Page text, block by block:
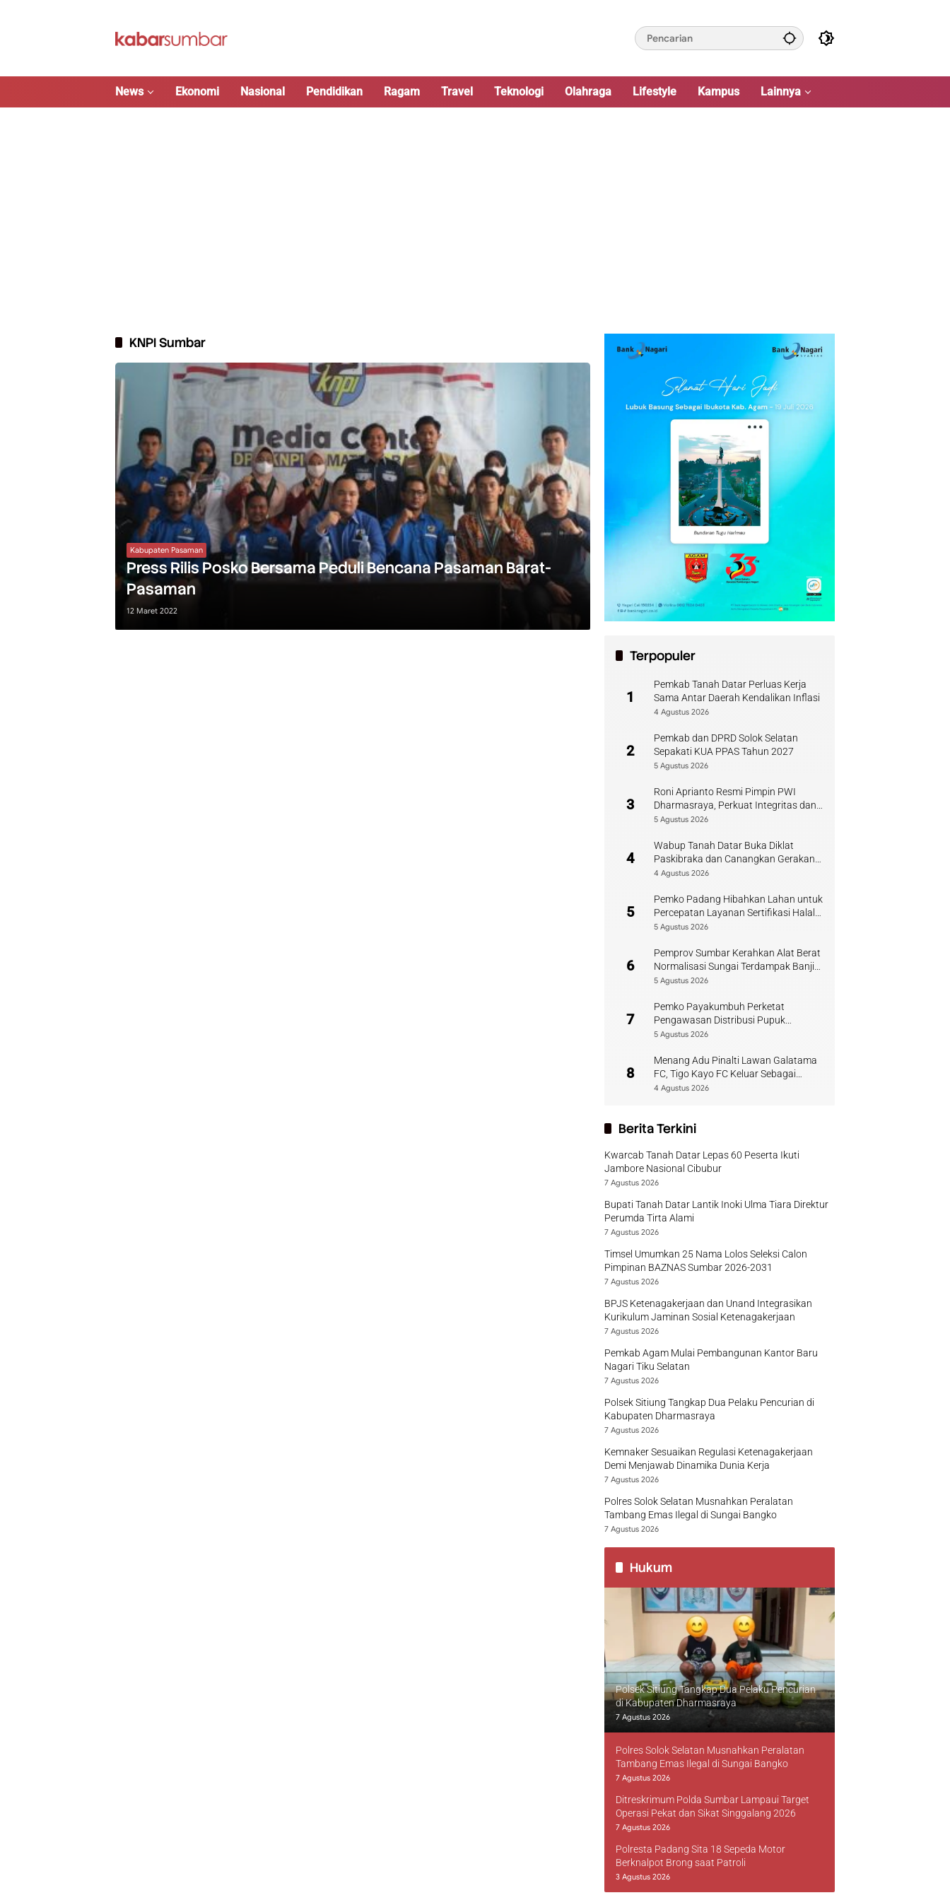
News Ekonomi Nasional Pendidikan Ragam Travel Teknologi Olahraga Lifestyle Kampus Lainnya
KNPI Sumbar
Kabupaten Pasaman
Press Rilis Posko Bersama Peduli Bencana Pasaman Barat-
Pasaman
12 Maret 2022
Terpopuler
1
Pemkab Tanah Datar Perluas Kerja
Sama Antar Daerah Kendalikan Inflasi
4 Agustus 2026
2
Pemkab dan DPRD Solok Selatan
Sepakati KUA PPAS Tahun 2027
5 Agustus 2026
3
Roni Aprianto Resmi Pimpin PWI
Dharmasraya, Perkuat Integritas dan
Kompetensi Jurnalis
5 Agustus 2026
4
Wabup Tanah Datar Buka Diklat
Paskibraka dan Canangkan Gerakan
Bendera
4 Agustus 2026
5
Pemko Padang Hibahkan Lahan untuk
Percepatan Layanan Sertifikasi Halal
di Sumbar
5 Agustus 2026
6
Pemprov Sumbar Kerahkan Alat Berat
Normalisasi Sungai Terdampak Banjir
Kuranji
5 Agustus 2026
7
Pemko Payakumbuh Perketat
Pengawasan Distribusi Pupuk
Bersubsidi bagi Petani Lokal
5 Agustus 2026
8
Menang Adu Pinalti Lawan Galatama
FC, Tigo Kayo FC Keluar Sebagai
Juara Piala Walikota Payakumbuh
4 Agustus 2026
Berita Terkini
Kwarcab Tanah Datar Lepas 60 Peserta Ikuti
Jambore Nasional Cibubur
7 Agustus 2026
Bupati Tanah Datar Lantik Inoki Ulma Tiara Direktur
Perumda Tirta Alami
7 Agustus 2026
Timsel Umumkan 25 Nama Lolos Seleksi Calon
Pimpinan BAZNAS Sumbar 2026-2031
7 Agustus 2026
BPJS Ketenagakerjaan dan Unand Integrasikan
Kurikulum Jaminan Sosial Ketenagakerjaan
7 Agustus 2026
Pemkab Agam Mulai Pembangunan Kantor Baru
Nagari Tiku Selatan
7 Agustus 2026
Polsek Sitiung Tangkap Dua Pelaku Pencurian di
Kabupaten Dharmasraya
7 Agustus 2026
Kemnaker Sesuaikan Regulasi Ketenagakerjaan
Demi Menjawab Dinamika Dunia Kerja
7 Agustus 2026
Polres Solok Selatan Musnahkan Peralatan
Tambang Emas Ilegal di Sungai Bangko
7 Agustus 2026
Hukum
Polsek Sitiung Tangkap Dua Pelaku Pencurian
di Kabupaten Dharmasraya
7 Agustus 2026
Polres Solok Selatan Musnahkan Peralatan
Tambang Emas Ilegal di Sungai Bangko
7 Agustus 2026
Ditreskrimum Polda Sumbar Lampaui Target
Operasi Pekat dan Sikat Singgalang 2026
7 Agustus 2026
Polresta Padang Sita 18 Sepeda Motor
Berknalpot Brong saat Patroli
3 Agustus 2026